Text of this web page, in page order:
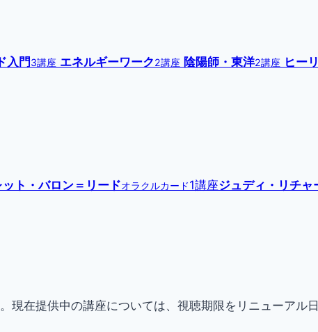
入門3講座 エネルギーワーク2講座 陰陽師・東洋2講座 ヒー
ット・バロン＝リードオラクルカード1講座ジュディ・リチャ
現在提供中の講座については、視聴期限をリニューア